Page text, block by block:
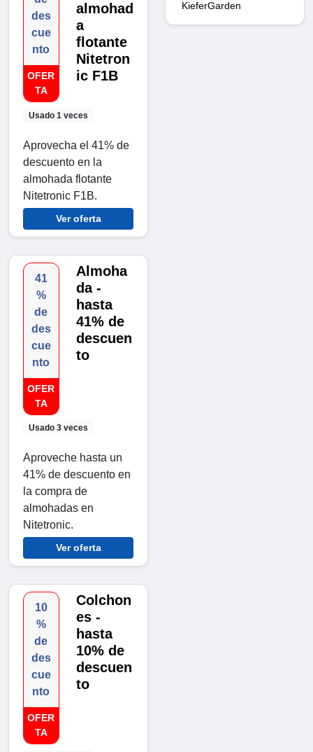
des
cue
nto
OFER
TA
Usado 1 veces
almohad
a
flotante
Nitetron
ic F1B
Aprovecha el 41% de
descuento en la
almohada flotante
Nitetronic F1B.
Ver oferta
41
%
de
des
cue
nto
OFER
TA
Usado 3 veces
Almoha
da -
hasta
41% de
descuen
to
Aproveche hasta un
41% de descuento en
la compra de
almohadas en
Nitetronic.
Ver oferta
10
%
de
des
cue
nto
OFER
TA
Colchon
es -
hasta
10% de
descuen
to
KieferGarden